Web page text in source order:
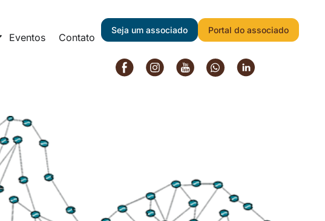
Eventos Contato
Seja um associado Portal do associado
Voltar